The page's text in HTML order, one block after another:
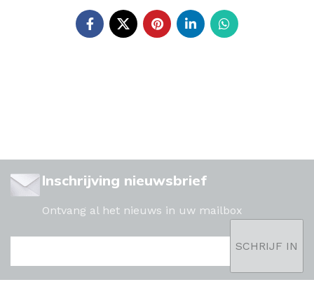
Inschrijving nieuwsbrief
Ontvang al het nieuws in uw mailbox